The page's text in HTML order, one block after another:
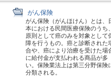
がん保険
がん保険（がんほけん）とは、
本における民間医療保険のうち
原則として癌のみを対象として
障を行うもの。癌と診断された
合や、癌により治療を受けた場
に給付金が支払われる商品が多
い。保険業法上は第三分野保険
分類される。